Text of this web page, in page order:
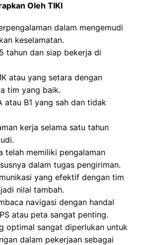
Oleh TIKI
dalam mengemudi
keselamatan.
tahun dan siap bekerja di
atau yang setara dengan
tim yang baik.
atau B1 yang sah dan tidak
kerja selama satu tahun
telah memiliki pengalaman
dalam tugas pengiriman.
yang efektif dengan tim
nilai tambah.
navigasi dengan handal
atau peta sangat penting.
optimal sangat diperlukan untuk
dalam pekerjaan sebagai